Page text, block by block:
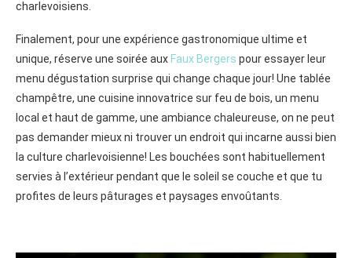
charlevoisiens.
Finalement, pour une expérience gastronomique ultime et
unique, réserve une soirée aux Faux Bergers pour essayer leur
menu dégustation surprise qui change chaque jour! Une tablée
champêtre, une cuisine innovatrice sur feu de bois, un menu
local et haut de gamme, une ambiance chaleureuse, on ne peut
pas demander mieux ni trouver un endroit qui incarne aussi bien
la culture charlevoisienne! Les bouchées sont habituellement
servies à l’extérieur pendant que le soleil se couche et que tu
profites de leurs pâturages et paysages envoûtants.